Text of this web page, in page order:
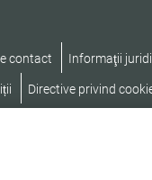
contact Informaţii
Directive privind